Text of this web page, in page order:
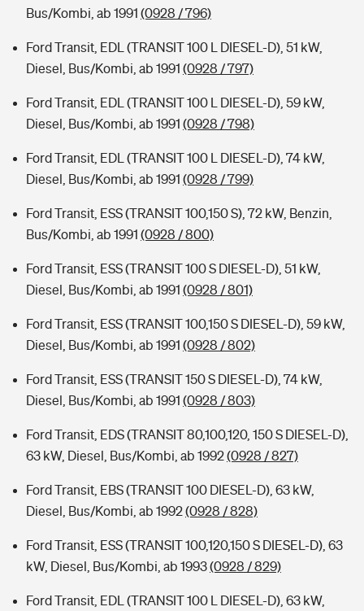
Bus/Kombi, ab 1991 (0928 / 796)
Ford Transit, EDL (TRANSIT 100 L DIESEL-D), 51 kW,
Diesel, Bus/Kombi, ab 1991 (0928 / 797)
Ford Transit, EDL (TRANSIT 100 L DIESEL-D), 59 kW,
Diesel, Bus/Kombi, ab 1991 (0928 / 798)
Ford Transit, EDL (TRANSIT 100 L DIESEL-D), 74 kW,
Diesel, Bus/Kombi, ab 1991 (0928 / 799)
Ford Transit, ESS (TRANSIT 100,150 S), 72 kW, Benzin,
Bus/Kombi, ab 1991 (0928 / 800)
Ford Transit, ESS (TRANSIT 100 S DIESEL-D), 51 kW,
Diesel, Bus/Kombi, ab 1991 (0928 / 801)
Ford Transit, ESS (TRANSIT 100,150 S DIESEL-D), 59 kW,
Diesel, Bus/Kombi, ab 1991 (0928 / 802)
Ford Transit, ESS (TRANSIT 150 S DIESEL-D), 74 kW,
Diesel, Bus/Kombi, ab 1991 (0928 / 803)
Ford Transit, EDS (TRANSIT 80,100,120, 150 S DIESEL-D),
63 kW, Diesel, Bus/Kombi, ab 1992(0928 / 827)
Ford Transit, EBS (TRANSIT 100 DIESEL-D), 63 kW,
Diesel, Bus/Kombi, ab 1992(0928 / 828)
Ford Transit, ESS (TRANSIT 100,120,150 S DIESEL-D), 63
kW, Diesel, Bus/Kombi, ab 1993(0928 / 829)
Ford Transit, EDL (TRANSIT 100 L DIESEL-D), 63 kW,